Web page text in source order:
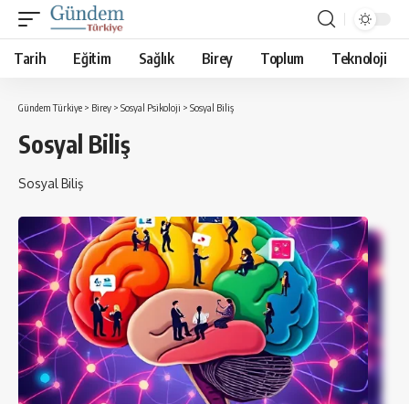
Tarih Eğitim Sağlık Birey Toplum Teknoloji
Gündem Türkiye > Birey > Sosyal Psikoloji > Sosyal Biliş
Sosyal Biliş
Sosyal Biliş